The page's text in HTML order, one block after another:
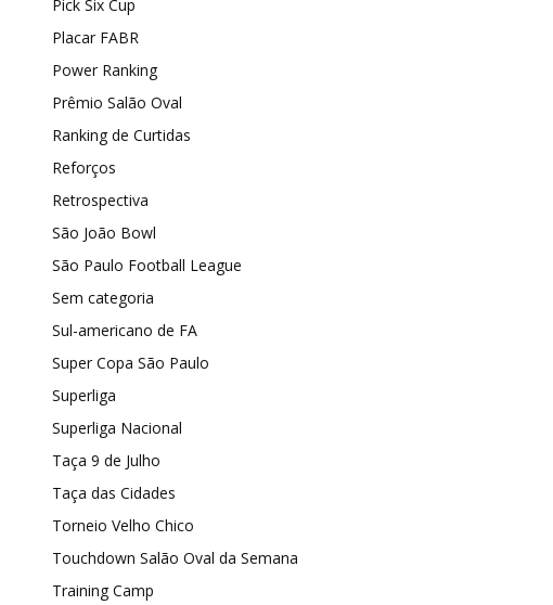
Pick Six Cup
Placar FABR
Power Ranking
Prêmio Salão Oval
Ranking de Curtidas
Reforços
Retrospectiva
São João Bowl
São Paulo Football League
Sem categoria
Sul-americano de FA
Super Copa São Paulo
Superliga
Superliga Nacional
Taça 9 de Julho
Taça das Cidades
Torneio Velho Chico
Touchdown Salão Oval da Semana
Training Camp